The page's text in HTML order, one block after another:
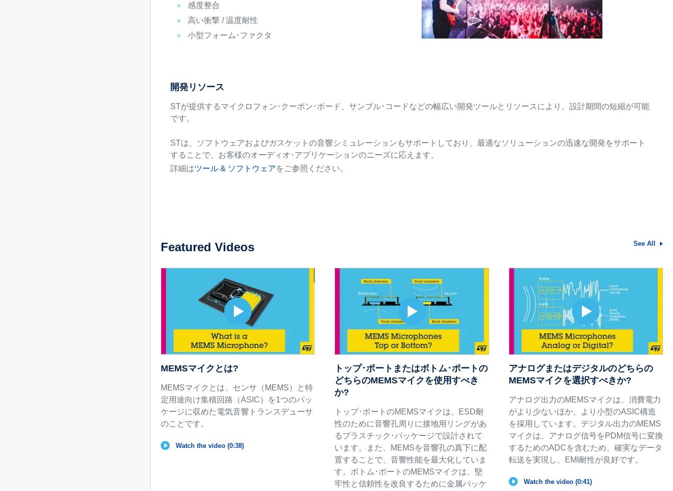
感度整合
高い衝撃 / 温度耐性
小型フォーム･ファクタ
開発リソース
STが提供するマイクロフォン･クーポン･ボード、サンプル･コードなどの幅広い開発ツールとリソースにより、設計期間の短縮が可能
です。
STは、ソフトウェアおよびガスケットの音響シミュレーションもサポートしており、最適なソリューションの迅速な開発をサポート
することで、お客様のオーディオ･アプリケーションのニーズに応えます。
詳細はツール & ソフトウェアをご参照ください。
Featured Videos See All
MEMSマイクとは?
MEMSマイクとは、センサ（MEMS）と特
定用途向け集積回路（ASIC）を1つのパッ
ケージに収めた電気音響トランスデューサ
のことです。
Watch the video (0:38)
トップ･ポートまたはボトム･ポートの
どちらのMEMSマイクを使用すべき
か?
トップ･ポートのMEMSマイクは、ESD耐
性のために音響孔周りに接地用リングがあ
るプラスチック･パッケージで設計されて
います。また、MEMSを音響孔の真下に配
置することで、音響性能を最大化していま
す。ボトム･ポートのMEMSマイクは、堅
牢性と信頼性を改良するために金属パッケ
アナログまたはデジタルのどちらの
MEMSマイクを選択すべきか?
アナログ出力のMEMSマイクは、消費電力
がより少ないほか、より小型のASIC構造
を採用しています。デジタル出力のMEMS
マイクは、アナログ信号をPDM信号に変換
するためのADCを含むため、確実なデータ
転送を実現し、EMI耐性が良好です。
Watch the video (0:41)